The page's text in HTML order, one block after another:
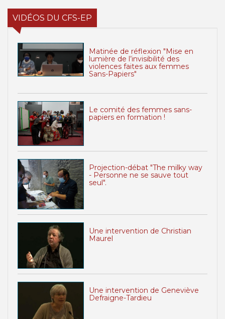
VIDÉOS DU CFS-EP
Matinée de réflexion "Mise en
lumière de l’invisibilité des
violences faites aux femmes
Sans-Papiers"
Le comité des femmes sans-
papiers en formation !
Projection-débat "The milky way
- Personne ne se sauve tout
seul".
Une intervention de Christian
Maurel
Une intervention de Geneviève
Defraigne-Tardieu